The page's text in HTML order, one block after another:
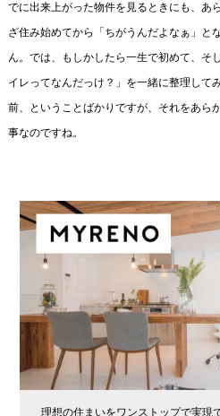
でに出来上がった物件を見るときにも、あ
ざ住み始めてから「ちがうんだよなぁ」と
ん。では、もしかしたら一生で初めて、そ
イレってなんだっけ？」を一緒に整理して
前、ということばかりですが、それをあら
事なのですね。
理想の住まいをワンストップで実現